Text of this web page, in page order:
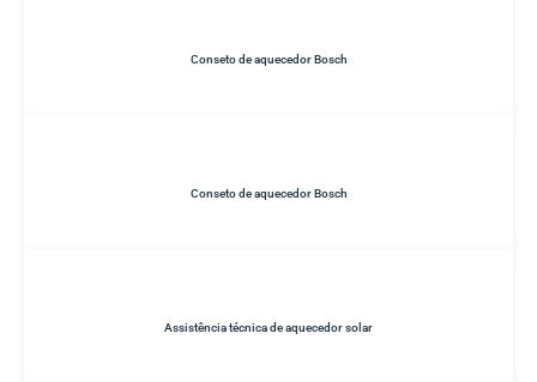
Conseto de aquecedor Bosch
Conseto de aquecedor Bosch
Assistência técnica de aquecedor solar